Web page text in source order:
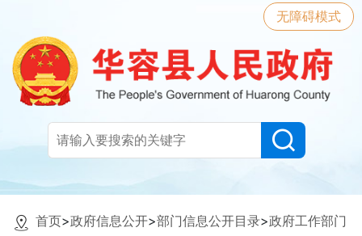
无障碍模式
首页>政府信息公开>部门信息公开目录>政府工作部门